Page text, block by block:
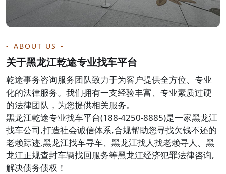
ABOUT US
关于黑龙江乾途专业找车平台
乾途事务咨询服务团队致力于为客户提供全方位、专业
化的法律服务。我们拥有一支经验丰富、专业素质过硬
的法律团队，为您提供相关服务。
黑龙江乾途专业找车平台(188-4250-8885)是一家黑龙江
找车公司,打造社会诚信体系,合规帮助您寻找欠钱不还的
老赖踪迹,黑龙江找车寻车、黑龙江找人找老赖寻人、黑
龙江正规查封车辆找回服务等黑龙江经济犯罪法律咨询,
解决债务债权！